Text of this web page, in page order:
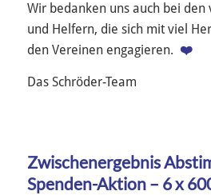
Wir bedanken uns auch bei
und Helfern, die sich mit viel
den Vereinen engagieren. ❤️
Das Schröder-Team
Zwischenergebnis
Spenden-Aktion – 6 x